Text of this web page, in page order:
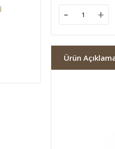
- +
Ürün